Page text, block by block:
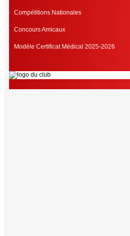
Compétitions Nationales
Concours Amicaux
Modèle Certificat Médical 2025-2026